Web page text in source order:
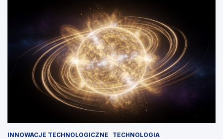
INNOWACJE TECHNOLOGICZNE TECHNOLOGIA